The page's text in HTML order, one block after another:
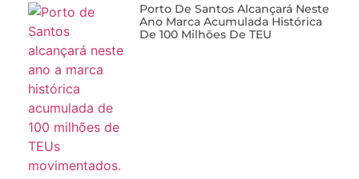
Porto De Santos Alcançará Neste
Ano Marca Acumulada Histórica
De 100 Milhões De TEU